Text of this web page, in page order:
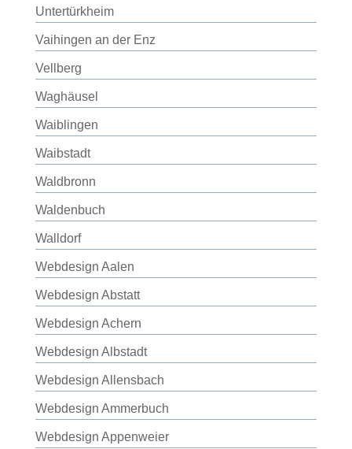
Untertürkheim
Vaihingen an der Enz
Vellberg
Waghäusel
Waiblingen
Waibstadt
Waldbronn
Waldenbuch
Walldorf
Webdesign Aalen
Webdesign Abstatt
Webdesign Achern
Webdesign Albstadt
Webdesign Allensbach
Webdesign Ammerbuch
Webdesign Appenweier